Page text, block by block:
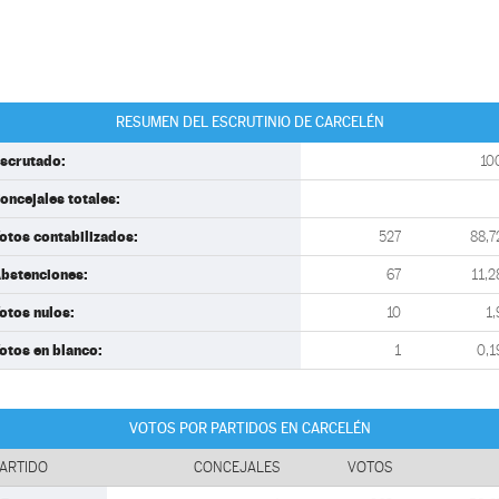
RESUMEN DEL ESCRUTINIO DE CARCELÉN
totales:
contabilizados: 527
67
nulos: 10
en blanco: 1
VOTOS POR PARTIDOS EN CARCELÉN
CONCEJALES VOTOS